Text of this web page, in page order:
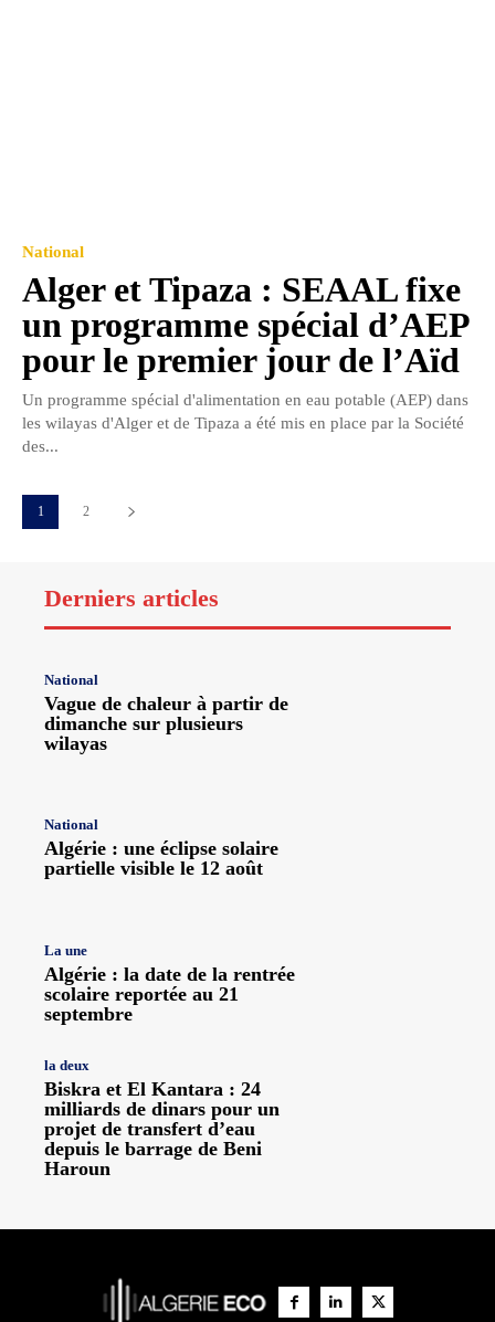
National
Alger et Tipaza : SEAAL fixe
un programme spécial d’AEP
pour le premier jour de l’Aïd
Un programme spécial d'alimentation en eau potable (AEP) dans
les wilayas d'Alger et de Tipaza a été mis en place par la Société
des...
1 2
Derniers articles
National
Vague de chaleur à partir de
dimanche sur plusieurs
wilayas
National
Algérie : une éclipse solaire
partielle visible le 12 août
La une
Algérie : la date de la rentrée
scolaire reportée au 21
septembre
la deux
Biskra et El Kantara : 24
milliards de dinars pour un
projet de transfert d’eau
depuis le barrage de Beni
Haroun